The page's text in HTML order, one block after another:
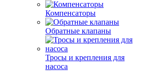
Компенсаторы
Обратные клапаны
Тросы и крепления для
насоса